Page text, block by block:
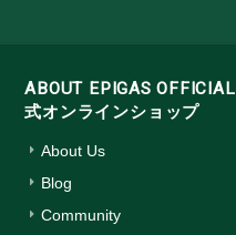
ABOUT EPIGAS
式オンラインショップ
About Us
Blog
Community